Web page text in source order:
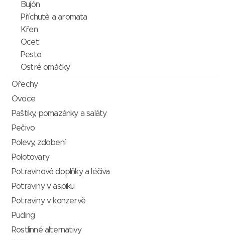
Bujón
Příchutě a aromata
Křen
Ocet
Pesto
Ostré omáčky
Ořechy
Ovoce
Paštiky, pomazánky a saláty
Pečivo
Polevy, zdobení
Polotovary
Potravinové doplňky a léčiva
Potraviny v aspiku
Potraviny v konzervě
Puding
Rostlinné alternativy